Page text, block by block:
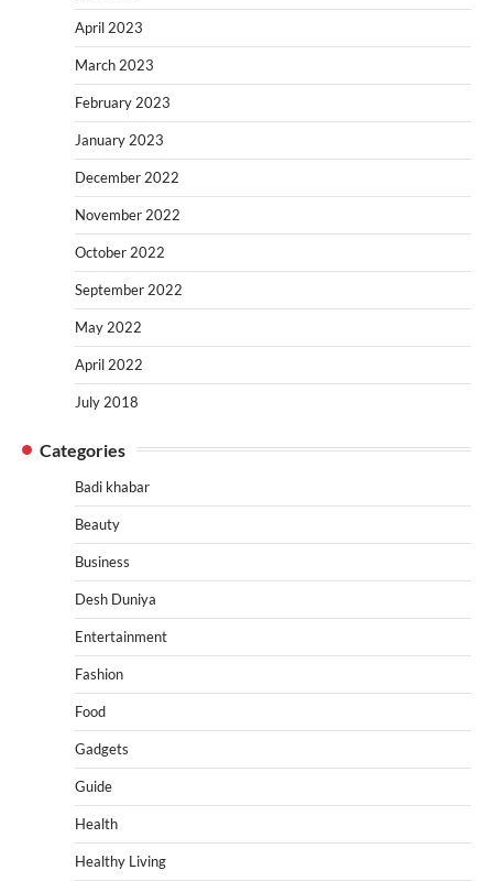
April 2023
March 2023
February 2023
January 2023
December 2022
November 2022
October 2022
September 2022
May 2022
April 2022
July 2018
Categories
Badi khabar
Beauty
Business
Desh Duniya
Entertainment
Fashion
Food
Gadgets
Guide
Health
Healthy Living